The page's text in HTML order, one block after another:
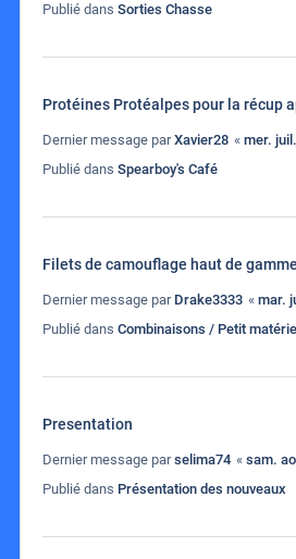
Publié dans Sorties Chasse
Protéines Protéalpes pour la récup
Dernier message parXavier28 « mer.
Publié dans Spearboy's Café
Filets de camouflage haut de gamme
Dernier message par Drake3333 « mar.
Publié dans Combinaisons / Petit matériel
Presentation
Dernier message parselima74 « sam.
Publié dans Présentation des nouveaux